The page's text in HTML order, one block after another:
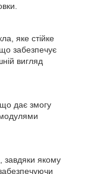
яке стійке
забезпечує
вигляд
дає змогу
модулями
завдяки якому